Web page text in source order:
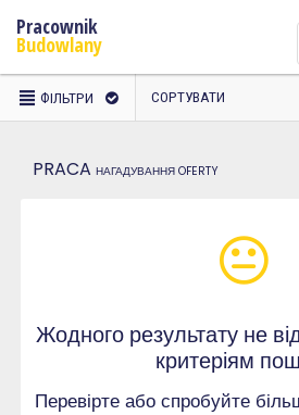
Pracownik
Budowlany
PRACA НАГАДУВАННЯ OFERTY
ФІЛЬТРИ ВИБРАНІСОРТУВАТИ
Жодного результату не
критеріям
Перевірте або спробуйте